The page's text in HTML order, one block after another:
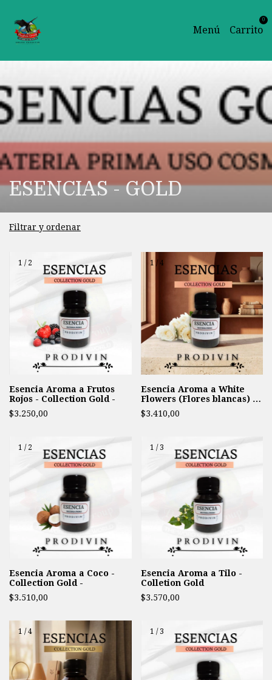
Menú Carrito
0
ESENCIAS - GOLD
Filtrar y ordenar
1 / 2
Esencia Aroma a Frutos
Rojos - Collection Gold -
$3.250,00
1 / 4
Esencia Aroma a White
Flowers (Flores blancas) -
Collection Gold
$3.410,00
1 / 2
Esencia Aroma a Coco -
Collection Gold -
$3.510,00
1 / 3
Esencia Aroma a Tilo -
Colletion Gold
$3.570,00
1 /4 1 / 3